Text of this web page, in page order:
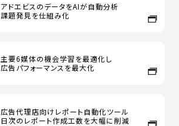
アドエビスのデータをAIが自動分析
課題発見を仕組み化
主要6媒体の機会学習を最適化し
広告パフォーマンスを最大化
広告代理店向けレポート自動化ツール
日次のレポート作成工数を大幅に削減